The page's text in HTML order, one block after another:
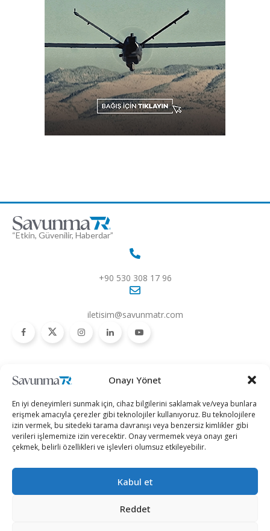
Onayı Yönet
En iyi deneyimleri sunmak için, cihaz bilgilerini saklamak ve/veya bunlara
erişmek amacıyla çerezler gibi teknolojiler kullanıyoruz. Bu teknolojilere
izin vermek, bu sitedeki tarama davranışı veya benzersiz kimlikler gibi
verileri işlememize izin verecektir. Onay vermemek veya onayı geri
çekmek, belirli özellikleri ve işlevleri olumsuz etkileyebilir.
Kabul et
Reddet
“Etkin, Güvenilir, Haberdar”
+90 530 308 17 96
iletisim@savunmatr.com
Savunma Sanayii
Hava Platformları
Kara Platformları
Deniz Platformları
İnsansız Sistemler
Kategoriler
Siber Güvenlik
Teknoloji
Röportajlar
Politika
Dosya Haber
SavunmaTR
Hakkımızda
Kariyer
Gizlilik Politikası
Künye